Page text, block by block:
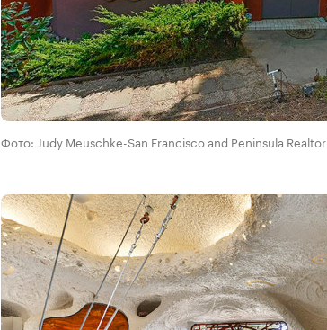
Фото: Judy Meuschke-San Francisco and Peninsula Realtor